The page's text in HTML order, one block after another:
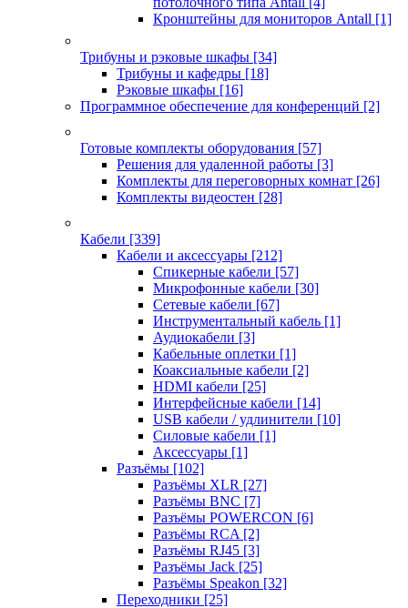
Кронштейны для мониторов Antall [1]
Трибуны и рэковые шкафы [34]
Трибуны и кафедры [18]
Рэковые шкафы [16]
Программное обеспечение для конференций [2]
Готовые комплекты оборудования [57]
Решения для удаленной работы [3]
Комплекты для переговорных комнат [26]
Комплекты видеостен [28]
Кабели [339]
Кабели и аксессуары [212]
Спикерные кабели [57]
Микрофонные кабели [30]
Сетевые кабели [67]
Инструментальный кабель [1]
Аудиокабели [3]
Кабельные оплетки [1]
Коаксиальные кабели [2]
HDMI кабели [25]
Интерфейсные кабели [14]
USB кабели / удлинители [10]
Силовые кабели [1]
Аксессуары [1]
Разъёмы [102]
Разъёмы XLR [27]
Разъёмы BNC [7]
Разъёмы POWERCON [6]
Разъёмы RCA [2]
Разъёмы RJ45 [3]
Разъёмы Jack [25]
Разъёмы Speakon [32]
Переходники [25]